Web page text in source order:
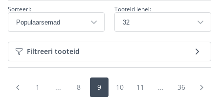
Sorteeri: Tooteid lehel:
Filtreeri tooteid
1 ... 8 9 10 11 ... 36